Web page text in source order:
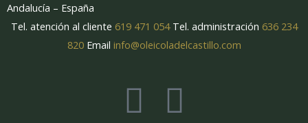
Andalucía – España
Tel. atención al cliente 619 471 054Tel. administración 636 234
820Email info@oleicoladelcastillo.com
F I